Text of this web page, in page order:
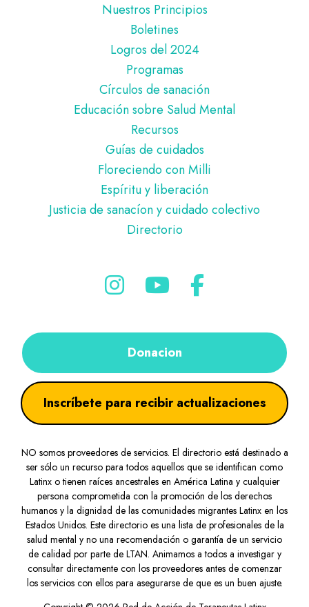
Nuestros Principios
Boletines
Logros del 2024
Programas
Círculos de sanación
Educación sobre Salud Mental
Recursos
Guías de cuidados
Floreciendo con Milli
Espíritu y liberación
Justicia de sanacíon y cuidado colectivo
Directorio
Donacion
Inscríbete para recibir actualizaciones
NO somos proveedores de servicios. El directorio está destinado a
ser sólo un recurso para todos aquellos que se identifican como
Latinx o tienen raíces ancestrales en América Latina y cualquier
persona comprometida con la promoción de los derechos
humanos y la dignidad de las comunidades migrantes Latinx en los
Estados Unidos. Este directorio es una lista de profesionales de la
salud mental y no una recomendación o garantía de un servicio
de calidad por parte de LTAN. Animamos a todos a investigar y
consultar directamente con los proveedores antes de comenzar
los servicios con ellos para asegurarse de que es un buen ajuste.